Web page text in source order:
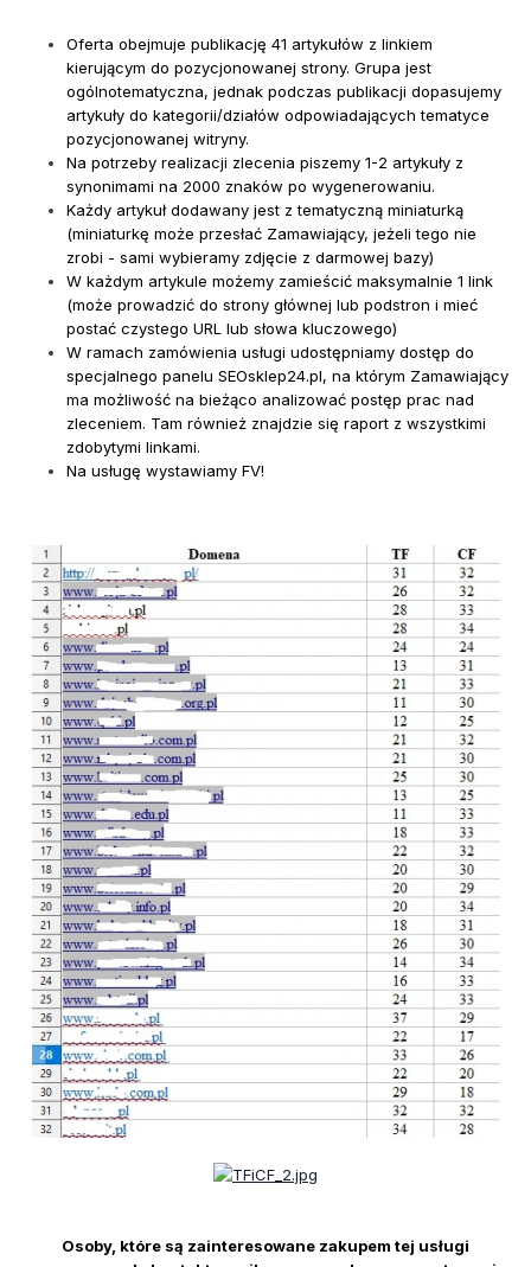
Oferta obejmuje publikację 41 artykułów z linkiem
kierującym do pozycjonowanej strony. Grupa jest
ogólnotematyczna, jednak podczas publikacji dopasujemy
artykuły do kategorii/działów odpowiadających tematyce
pozycjonowanej witryny.
Na potrzeby realizacji zlecenia piszemy 1-2 artykuły z
synonimami na 2000 znaków po wygenerowaniu.
Każdy artykuł dodawany jest z tematyczną miniaturką
(miniaturkę może przesłać Zamawiający, jeżeli tego nie
zrobi - sami wybieramy zdjęcie z darmowej bazy)
W każdym artykule możemy zamieścić maksymalnie 1 link
(może prowadzić do strony głównej lub podstron i mieć
postać czystego URL lub słowa kluczowego)
W ramach zamówienia usługi udostępniamy dostęp do
specjalnego panelu SEOsklep24.pl, na którym Zamawiający
ma możliwość na bieżąco analizować postęp prac nad
zleceniem. Tam również znajdzie się raport z wszystkimi
zdobytymi linkami.
Na usługę wystawiamy FV!
Osoby, które są zainteresowane zakupem tej usługi